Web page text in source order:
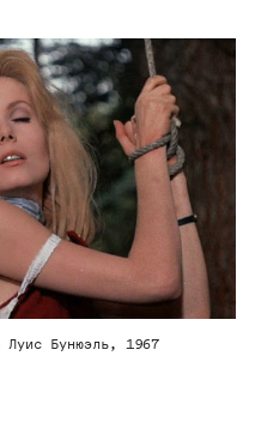
Луис Бунюэль, 1967